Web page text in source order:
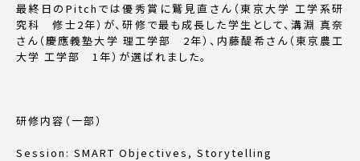
最終日のPitchでは優秀賞に鷲見直さん（東京大学 工学系研
究科 修士2年）が、研修で最も成長した学生として、溝淵 真奈
さん（慶應義塾大学 理工学部 2年）、内藤醍希さん（東京農工
大学 工学部 1年）が選ばれました。
研修内容（一部）
Session: SMART Objectives, Storytelling